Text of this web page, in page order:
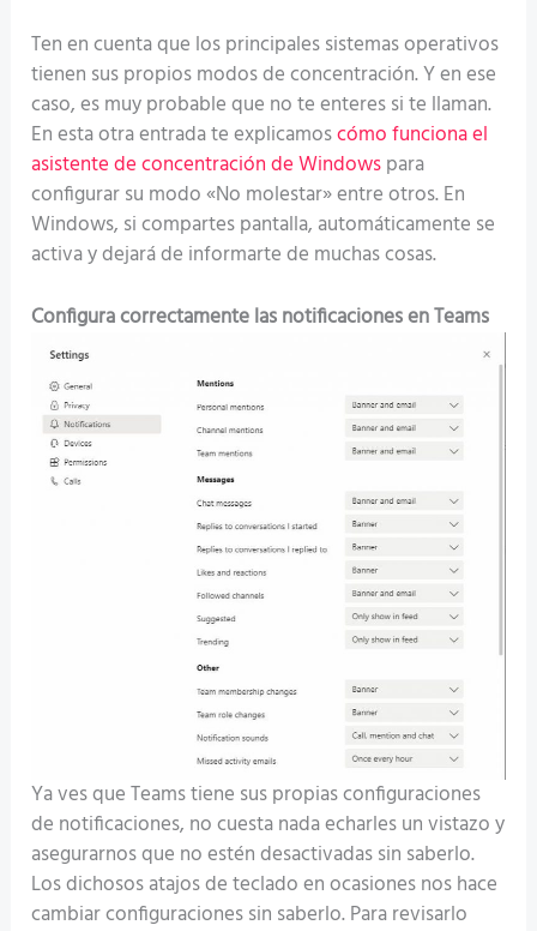
Ten en cuenta que los principales sistemas operativos
tienen sus propios modos de concentración. Y en ese
caso, es muy probable que no te enteres si te llaman.
En esta otra entrada te explicamoscómo funciona el
asistente de concentración de Windowspara
configurar su modo «No molestar» entre otros. En
Windows, si compartes pantalla, automáticamente se
activa y dejará de informarte de muchas cosas.
Configura correctamente las notificaciones en Teams
Ya ves que Teams tiene sus propias configuraciones
de notificaciones, no cuesta nada echarles un vistazo y
asegurarnos que no estén desactivadas sin saberlo.
Los dichosos atajos de teclado en ocasiones nos hace
cambiar configuraciones sin saberlo. Para revisarlo